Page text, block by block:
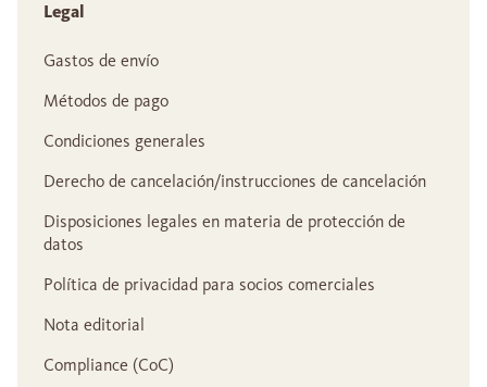
Legal
Gastos de envío
Métodos de pago
Condiciones generales
Derecho de cancelación/instrucciones de cancelación
Disposiciones legales en materia de protección de
datos
Política de privacidad para socios comerciales
Nota editorial
Compliance (CoC)